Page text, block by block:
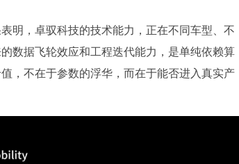
明，卓驭科技的技术能力，正在不同车型、不
数据飞轮效应和工程迭代能力，是单纯依赖算
，不在于参数的浮华，而在于能否进入真实产